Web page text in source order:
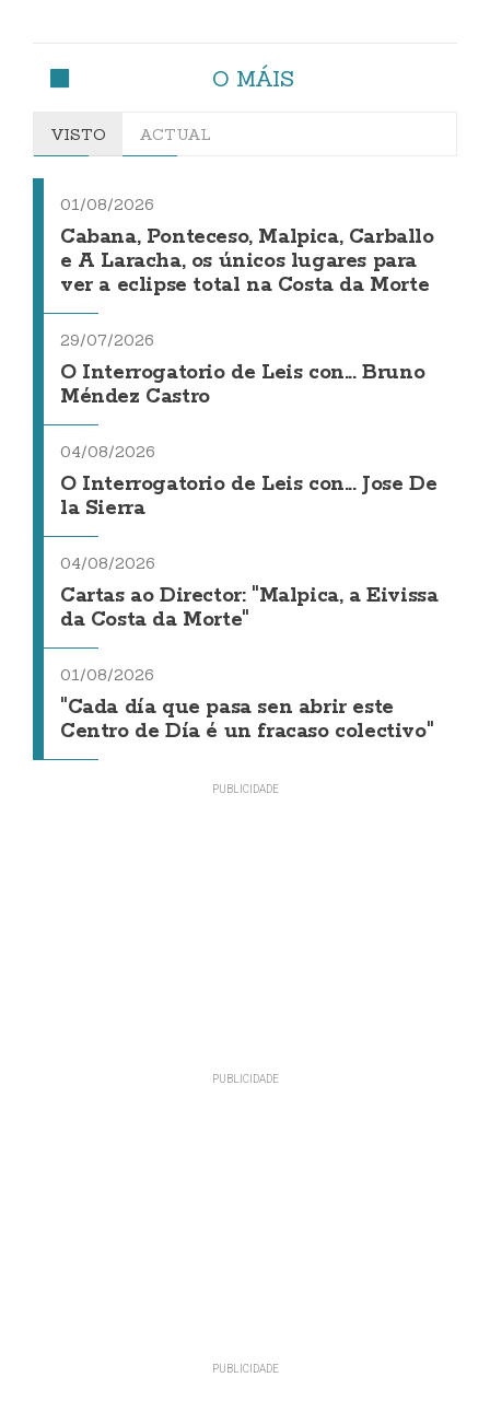
O MÁIS
VISTO ACTUAL
01/08/2026
Cabana, Ponteceso, Malpica, Carballo
e A Laracha, os únicos lugares para
ver a eclipse total na Costa da Morte
29/07/2026
O Interrogatorio de Leis con... Bruno
Méndez Castro
04/08/2026
O Interrogatorio de Leis con... Jose De
la Sierra
04/08/2026
Cartas ao Director: "Malpica, a Eivissa
da Costa da Morte"
01/08/2026
"Cada día que pasa sen abrir este
Centro de Día é un fracaso colectivo"